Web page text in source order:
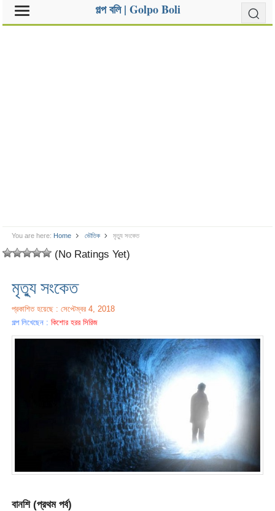
গল্প বলি | Golpo Boli
You are here: Home ভৌতিক মৃত্যু সংকেত
(No Ratings Yet)
মৃত্যু সংকেত
প্রকাশিত হয়েছে : সেপ্টেম্বর 4, 2018
গল্প লিখেছেন :কিশোর হরর সিরিজ
বানশি (প্রথম পর্ব)